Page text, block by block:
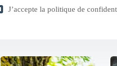
J’accepte la politique de